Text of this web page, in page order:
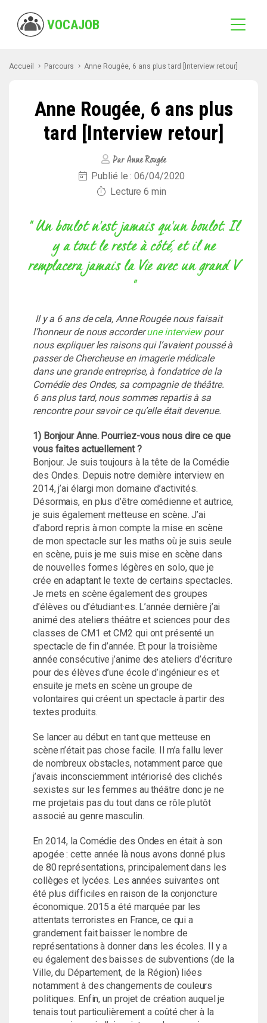
VOCAJOB
Accueil Parcours Anne Rougée, 6 ans plus tard [Interview retour]
Anne Rougée, 6 ans plus
tard [Interview retour]
Par Anne Rougée
Publié le : 06/04/2020
Lecture6 min
" Un boulot n'est jamais qu'un boulot. Il
y a tout le reste à côté, et il ne
remplacera jamais la Vie avec un grand V
"
Il y a 6 ans de cela, Anne Rougée nous faisait
l’honneur de nous accorderune interviewpour
nous expliquer les raisons qui l’avaient poussé à
passer de Chercheuse en imagerie médicale
dans une grande entreprise, à fondatrice de la
Comédie des Ondes, sa compagnie de théâtre.
6 ans plus tard, nous sommes repartis à sa
rencontre pour savoir ce qu’elle était devenue.
1) Bonjour Anne. Pourriez-vous nous dire ce que
vous faites actuellement ?
Bonjour. Je suis toujours à la tête de la Comédie
des Ondes. Depuis notre dernière interview en
2014, j’ai élargi mon domaine d’activités.
Désormais, en plus d’être comédienne et autrice,
je suis également metteuse en scène. J’ai
d’abord repris à mon compte la mise en scène
de mon spectacle sur les maths où je suis seule
en scène, puis je me suis mise en scène dans
de nouvelles formes légères en solo, que je
crée en adaptant le texte de certains spectacles.
Je mets en scène également des groupes
d’élèves ou d’étudiant·es. L’année dernière j’ai
animé des ateliers théâtre et sciences pour des
classes de CM1 et CM2 qui ont présenté un
spectacle de fin d’année. Et pour la troisième
année consécutive j’anime des ateliers d’écriture
pour des élèves d’une école d’ingénieur·es et
ensuite je mets en scène un groupe de
volontaires qui créent un spectacle à partir des
textes produits.
Se lancer au début en tant que metteuse en
scène n’était pas chose facile. Il m’a fallu lever
de nombreux obstacles, notamment parce que
j’avais inconsciemment intériorisé des clichés
sexistes sur les femmes au théâtre donc je ne
me projetais pas du tout dans ce rôle plutôt
associé au genre masculin.
En 2014, la Comédie des Ondes en était à son
apogée : cette année là nous avons donné plus
de 80 représentations, principalement dans les
collèges et lycées. Les années suivantes ont
été plus difficiles en raison de la conjoncture
économique. 2015 a été marquée par les
attentats terroristes en France, ce qui a
grandement fait baisser le nombre de
représentations à donner dans les écoles. Il y a
eu également des baisses de subventions (de la
Ville, du Département, de la Région) liées
notamment à des changements de couleurs
politiques. Enfin, un projet de création auquel je
tenais tout particulièrement a coûté cher à la